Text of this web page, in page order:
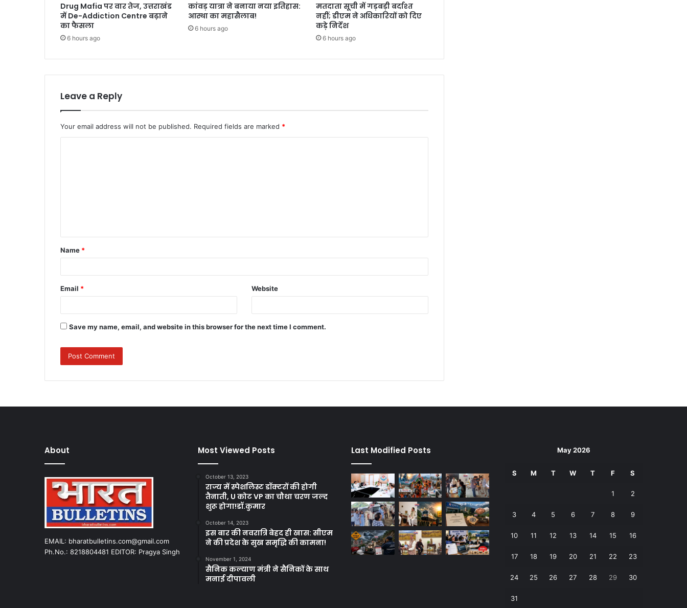
Drug Mafia पर वार तेज, उत्तराखंड
में De-Addiction Centre बढ़ाने
का फैसला
6 hours ago
कांवड़ यात्रा ने बनाया नया इतिहास:
आस्था का महासैलाब!
6 hours ago
मतदाता सूची में गड़बड़ी बर्दाश्त
नहीं; डीएम ने अधिकारियों को दिए
कड़े निर्देश
6 hours ago
Leave a Reply
Your email address will not be published. Required fields are marked *
t
*
Name *
Email * Website
Save my name, email, and website in this browser for the next time I comment.
About
EMAIL: bharatbulletins.com@gmail.com
Ph.No.: 8218804481 EDITOR: Pragya Singh
Most Viewed Posts
October 13, 2023
राज्य में स्पेशलिस्ट डॉक्टरों की होगी
तैनाती, U कोट VP का चौथा चरण जल्द
शुरू होगा!डॉ.कुमार
October 14, 2023
इस बार की नवरात्रि बेहद ही खास: सीएम
ने की प्रदेश के सुख समृद्धि की कामना!
November 1, 2024
सैनिक कल्याण मंत्री ने सैनिकों के साथ
मनाई दीपावली
Last Modified Posts May 2026
S M T W T F S
1 2
3 4 5 6 7 8 9
10 11 12 13 14 15 16
17 18 19 20 21 22 23
24 25 26 27 28 29 30
31